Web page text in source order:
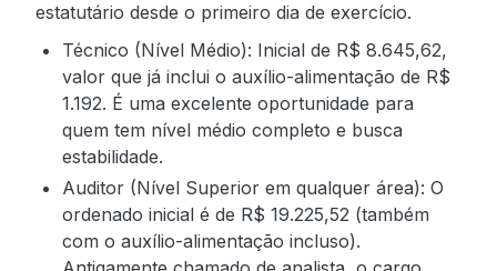
estatutário desde o primeiro dia de exercício.
Técnico (Nível Médio): Inicial de R$ 8.645,62,
valor que já inclui o auxílio-alimentação de R$
1.192. É uma excelente oportunidade para
quem tem nível médio completo e busca
estabilidade.
Auditor (Nível Superior em qualquer área): O
ordenado inicial é de R$ 19.225,52 (também
com o auxílio-alimentação incluso).